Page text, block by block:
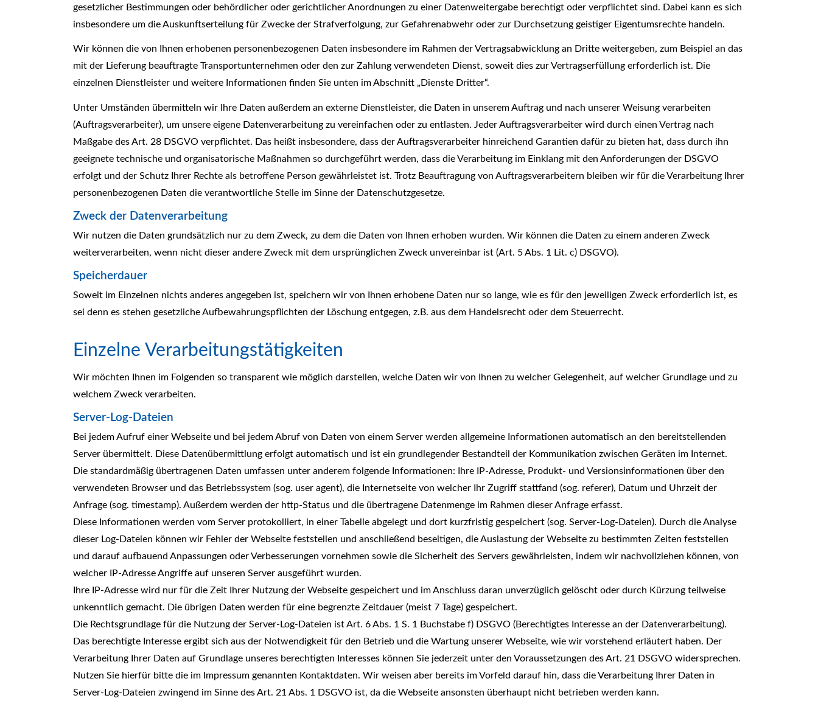
gesetzlicher Bestimmungen oder behördlicher oder gerichtlicher Anordnungen zu einer Datenweitergabe berechtigt oder verpflichtet sind. Dabei kann es sich
insbesondere um die Auskunftserteilung für Zwecke der Strafverfolgung, zur Gefahrenabwehr oder zur Durchsetzung geistiger Eigentumsrechte handeln.
Wir können die von Ihnen erhobenen personenbezogenen Daten insbesondere im Rahmen der Vertragsabwicklung an Dritte weitergeben, zum Beispiel an das
mit der Lieferung beauftragte Transportunternehmen oder den zur Zahlung verwendeten Dienst, soweit dies zur Vertragserfüllung erforderlich ist. Die
einzelnen Dienstleister und weitere Informationen finden Sie unten im Abschnitt „Dienste Dritter“.
Unter Umständen übermitteln wir Ihre Daten außerdem an externe Dienstleister, die Daten in unserem Auftrag und nach unserer Weisung verarbeiten
(Auftragsverarbeiter), um unsere eigene Datenverarbeitung zu vereinfachen oder zu entlasten. Jeder Auftragsverarbeiter wird durch einen Vertrag nach
Maßgabe des Art. 28 DSGVO verpflichtet. Das heißt insbesondere, dass der Auftragsverarbeiter hinreichend Garantien dafür zu bieten hat, dass durch ihn
geeignete technische und organisatorische Maßnahmen so durchgeführt werden, dass die Verarbeitung im Einklang mit den Anforderungen der DSGVO
erfolgt und der Schutz Ihrer Rechte als betroffene Person gewährleistet ist. Trotz Beauftragung von Auftragsverarbeitern bleiben wir für die Verarbeitung Ihrer
personenbezogenen Daten die verantwortliche Stelle im Sinne der Datenschutzgesetze.
Zweck der Datenverarbeitung
Wir nutzen die Daten grundsätzlich nur zu dem Zweck, zu dem die Daten von Ihnen erhoben wurden. Wir können die Daten zu einem anderen Zweck
weiterverarbeiten, wenn nicht dieser andere Zweck mit dem ursprünglichen Zweck unvereinbar ist (Art. 5 Abs. 1 Lit. c) DSGVO).
Speicherdauer
Soweit im Einzelnen nichts anderes angegeben ist, speichern wir von Ihnen erhobene Daten nur so lange, wie es für den jeweiligen Zweck erforderlich ist, es
sei denn es stehen gesetzliche Aufbewahrungspflichten der Löschung entgegen, z.B. aus dem Handelsrecht oder dem Steuerrecht.
Einzelne Verarbeitungstätigkeiten
Wir möchten Ihnen im Folgenden so transparent wie möglich darstellen, welche Daten wir von Ihnen zu welcher Gelegenheit, auf welcher Grundlage und zu
welchem Zweck verarbeiten.
Server-Log-Dateien
Bei jedem Aufruf einer Webseite und bei jedem Abruf von Daten von einem Server werden allgemeine Informationen automatisch an den bereitstellenden
Server übermittelt. Diese Datenübermittlung erfolgt automatisch und ist ein grundlegender Bestandteil der Kommunikation zwischen Geräten im Internet.
Die standardmäßig übertragenen Daten umfassen unter anderem folgende Informationen: Ihre IP-Adresse, Produkt- und Versionsinformationen über den
verwendeten Browser und das Betriebssystem (sog. user agent), die Internetseite von welcher Ihr Zugriff stattfand (sog. referer), Datum und Uhrzeit der
Anfrage (sog. timestamp). Außerdem werden der http-Status und die übertragene Datenmenge im Rahmen dieser Anfrage erfasst.
Diese Informationen werden vom Server protokolliert, in einer Tabelle abgelegt und dort kurzfristig gespeichert (sog. Server-Log-Dateien). Durch die Analyse
dieser Log-Dateien können wir Fehler der Webseite feststellen und anschließend beseitigen, die Auslastung der Webseite zu bestimmten Zeiten feststellen
und darauf aufbauend Anpassungen oder Verbesserungen vornehmen sowie die Sicherheit des Servers gewährleisten, indem wir nachvollziehen können, von
welcher IP-Adresse Angriffe auf unseren Server ausgeführt wurden.
Ihre IP-Adresse wird nur für die Zeit Ihrer Nutzung der Webseite gespeichert und im Anschluss daran unverzüglich gelöscht oder durch Kürzung teilweise
unkenntlich gemacht. Die übrigen Daten werden für eine begrenzte Zeitdauer (meist 7 Tage) gespeichert.
Die Rechtsgrundlage für die Nutzung der Server-Log-Dateien ist Art. 6 Abs. 1 S. 1 Buchstabe f) DSGVO (Berechtigtes Interesse an der Datenverarbeitung).
Das berechtigte Interesse ergibt sich aus der Notwendigkeit für den Betrieb und die Wartung unserer Webseite, wie wir vorstehend erläutert haben. Der
Verarbeitung Ihrer Daten auf Grundlage unseres berechtigten Interesses können Sie jederzeit unter den Voraussetzungen des Art. 21 DSGVO widersprechen.
Nutzen Sie hierfür bitte die im Impressum genannten Kontaktdaten. Wir weisen aber bereits im Vorfeld darauf hin, dass die Verarbeitung Ihrer Daten in
Server-Log-Dateien zwingend im Sinne des Art. 21 Abs. 1 DSGVO ist, da die Webseite ansonsten überhaupt nicht betrieben werden kann.